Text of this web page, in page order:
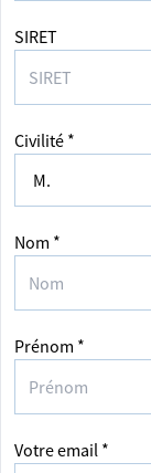
SIRET
Civilité *
Nom *
Prénom *
Votre email *